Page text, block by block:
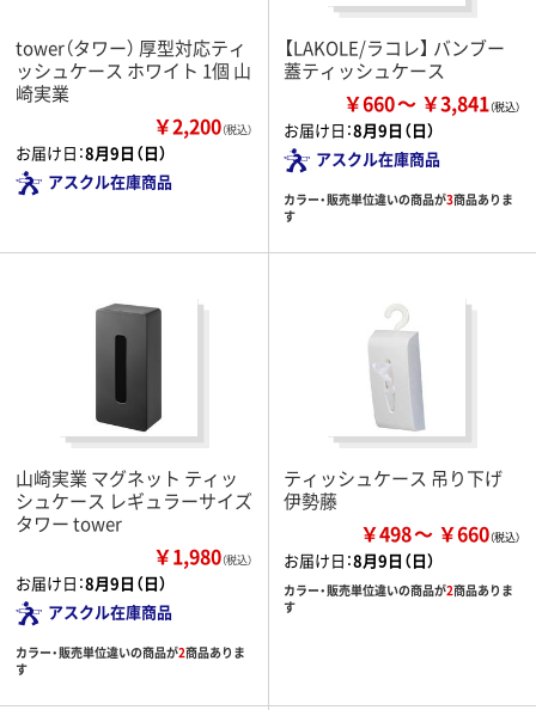
tower（タワー） 厚型対応ティ
ッシュケース ホワイト 1個 山
崎実業
￥2,200（税込）
お届け日：8月9日（日）
アスクル在庫商品
【LAKOLE/ラコレ】 バンブー
蓋ティッシュケース
￥660 ￥3,841
お届け日：8月9日（日）
アスクル在庫商品
カラー・販売単位違いの商品が3商品ありま
す
山崎実業 マグネット ティッ
シュケース レギュラーサイズ
タワー tower
￥1,980（税込）
お届け日：8月9日（日）
アスクル在庫商品
カラー・販売単位違いの商品が2商品ありま
す
ティッシュケース 吊り下げ
伊勢藤
￥498 ￥660
お届け日：8月9日（日）
カラー・販売単位違いの商品が2商品ありま
す